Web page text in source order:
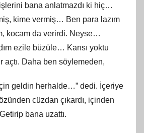
bana anlatmazdı ki hiç…
kime vermiş… Ben para lazım
kocam da verirdi. Neyse…
ezile büzüle… Karısı yoktu
açtı. Daha ben söylemeden,
geldin herhalde…” dedi. İçeriye
cüzdan çıkardı, içinden
bana uzattı.